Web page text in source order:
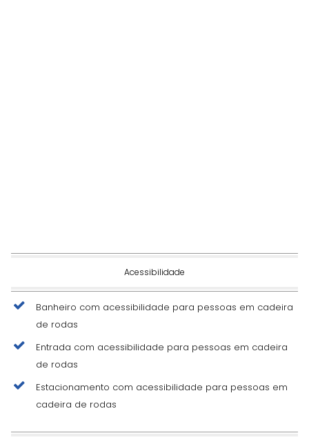
Acessibilidade
Banheiro com acessibilidade para pessoas em cadeira
de rodas
Entrada com acessibilidade para pessoas em cadeira
de rodas
Estacionamento com acessibilidade para pessoas em
cadeira de rodas